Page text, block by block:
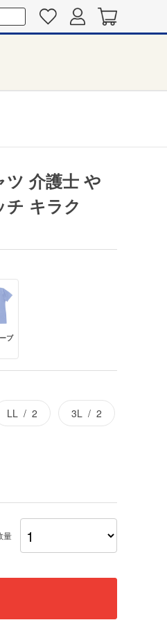
ツ 介護士 や
キラク
ブ
LL 2 3L 2
量